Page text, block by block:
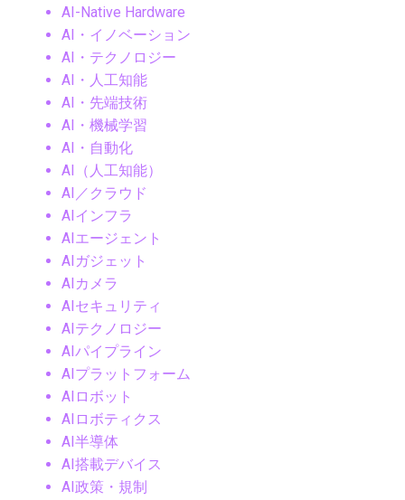
AI-Native Hardware
AI・イノベーション
AI・テクノロジー
AI・人工知能
AI・先端技術
AI・機械学習
AI・自動化
AI（人工知能）
AI／クラウド
AIインフラ
AIエージェント
AIガジェット
AIカメラ
AIセキュリティ
AIテクノロジー
AIパイプライン
AIプラットフォーム
AIロボット
AIロボティクス
AI半導体
AI搭載デバイス
AI政策・規制